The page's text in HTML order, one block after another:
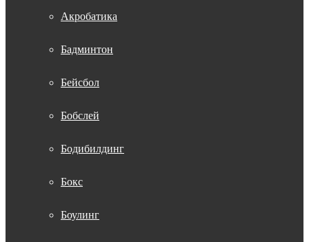
Акробатика
Бадминтон
Бейсбол
Бобслей
Бодибилдинг
Бокс
Боулинг